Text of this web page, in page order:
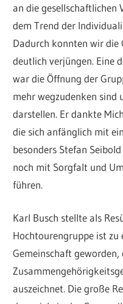
an die gesellschaftlichen
dem Trend der
Dadurch konnten wir die
deutlich verjüngen. Eine
war die Öffnung der
mehr wegzudenken sind
darstellen. Er dankte
die sich anfänglich mit
besonders Stefan
noch mit Sorgfalt und
führen.
Karl Busch stellte als
Hochtourengruppe ist
Gemeinschaft geworden,
auszeichnet. Die große